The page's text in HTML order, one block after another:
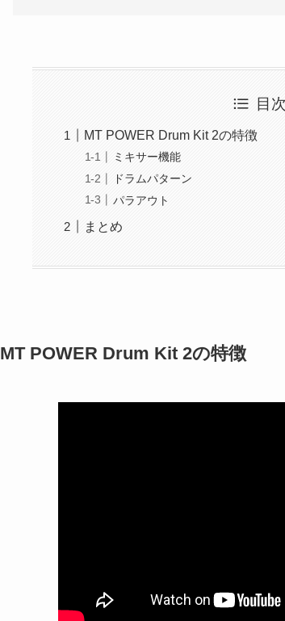
目次
MT POWER Drum Kit 2の特徴
ミキサー機能
ドラムパターン
パラアウト
まとめ
MT POWER Drum Kit 2の特徴